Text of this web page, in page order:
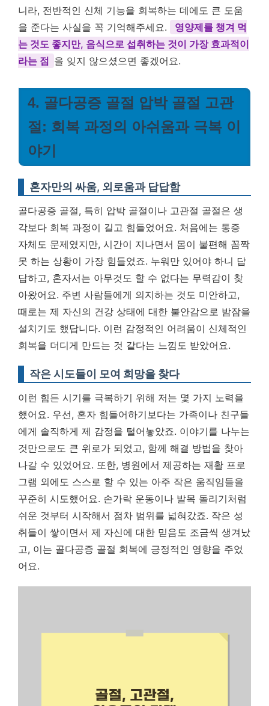
니라, 전반적인 신체 기능을 회복하는 데에도 큰 도움
을 준다는 사실을 꼭 기억해주세요.
영양제를 챙겨 먹
는 것도 좋지만, 음식으로 섭취하는 것이 가장 효과적이
라는 점 을 잊지 않으셨으면 좋겠어요.
4. 골다공증 골절 압박 골절 고관
절: 회복 과정의 아쉬움과 극복 이
야기
혼자만의 싸움, 외로움과 답답함
골다공증 골절, 특히 압박 골절이나 고관절 골절은 생
각보다 회복 과정이 길고 힘들었어요. 처음에는 통증
자체도 문제였지만, 시간이 지나면서 몸이 불편해 꼼짝
못 하는 상황이 가장 힘들었죠. 누워만 있어야 하니 답
답하고, 혼자서는 아무것도 할 수 없다는 무력감이 찾
아왔어요. 주변 사람들에게 의지하는 것도 미안하고,
때로는 제 자신의 건강 상태에 대한 불안감으로 밤잠을
설치기도 했답니다. 이런 감정적인 어려움이 신체적인
회복을 더디게 만드는 것 같다는 느낌도 받았어요.
작은 시도들이 모여 희망을 찾다
이런 힘든 시기를 극복하기 위해 저는 몇 가지 노력을
했어요. 우선, 혼자 힘들어하기보다는 가족이나 친구들
에게 솔직하게 제 감정을 털어놓았죠. 이야기를 나누는
것만으로도 큰 위로가 되었고, 함께 해결 방법을 찾아
나갈 수 있었어요. 또한, 병원에서 제공하는 재활 프로
그램 외에도 스스로 할 수 있는 아주 작은 움직임들을
꾸준히 시도했어요. 손가락 운동이나 발목 돌리기처럼
쉬운 것부터 시작해서 점차 범위를 넓혀갔죠. 작은 성
취들이 쌓이면서 제 자신에 대한 믿음도 조금씩 생겨났
고, 이는 골다공증 골절 회복에 긍정적인 영향을 주었
어요.